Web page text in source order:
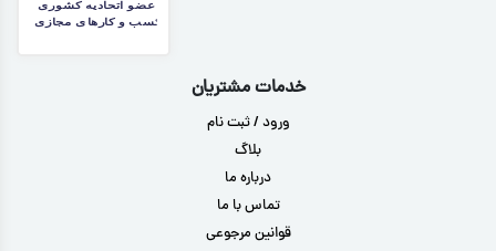
خدمات مشتریان
ورود / ثبت نام
بلاگ
درباره ما
تماس با ما
قوانین مرجوعی